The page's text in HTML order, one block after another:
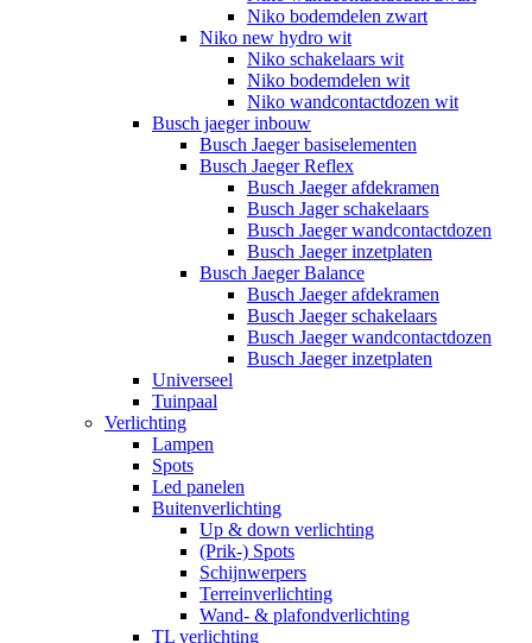
Niko bodemdelen zwart
Niko new hydro wit
Niko schakelaars wit
Niko bodemdelen wit
Niko wandcontactdozen wit
Busch jaeger inbouw
Busch Jaeger basiselementen
Busch Jaeger Reflex
Busch Jaeger afdekramen
Busch Jager schakelaars
Busch Jaeger wandcontactdozen
Busch Jaeger inzetplaten
Busch Jaeger Balance
Busch Jaeger afdekramen
Busch Jaeger schakelaars
Busch Jaeger wandcontactdozen
Busch Jaeger inzetplaten
Universeel
Tuinpaal
Verlichting
Lampen
Spots
Led panelen
Buitenverlichting
Up & down verlichting
(Prik-) Spots
Schijnwerpers
Terreinverlichting
Wand- & plafondverlichting
TL verlichting